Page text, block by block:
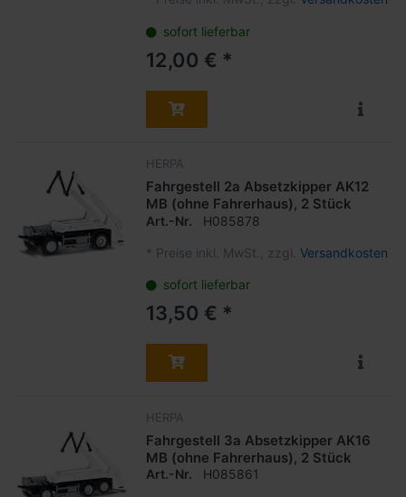
sofort lieferbar
12,00 € *
HERPA
Fahrgestell 2a Absetzkipper AK12
MB (ohne Fahrerhaus), 2 Stück
Art.-Nr. H085878
* Preise inkl. MwSt., zzgl. Versandkosten
sofort lieferbar
13,50 € *
HERPA
Fahrgestell 3a Absetzkipper AK16
MB (ohne Fahrerhaus), 2 Stück
Art.-Nr. H085861